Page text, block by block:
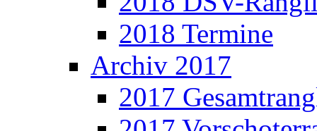
2018 Termine
Archiv 2017
2017